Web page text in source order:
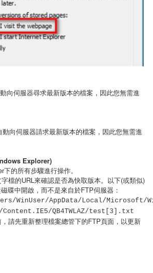
向伺服器尋求最新版本的檔案，因此您無需進
向伺服器請求最新版本的檔案，因此您無需進
Explorer)
的所有步驟進行操作。
檔的URL來確認是否為快取版本。以下(或類似)
碟中開啟，而不是來自於FTP伺服器：
WinUser/AppData/Local/Microsoft/
QB4TWLAZ/test[3].txt
請先重新整理檔案總管下的FTP頁面，以更新